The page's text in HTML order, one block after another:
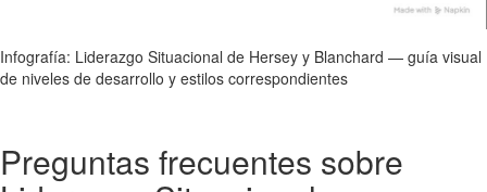
Infografía: Liderazgo Situacional de Hersey y Blanchard — guía visual
de niveles de desarrollo y estilos correspondientes
Preguntas frecuentes sobre